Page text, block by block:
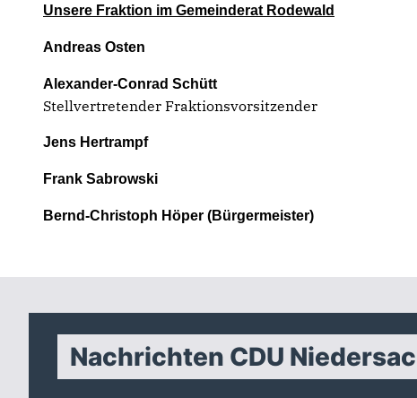
Unsere Fraktion im Gemeinderat Rodewald
Andreas Osten
Alexander-Conrad Schütt
Stellvertretender Fraktionsvorsitzender
Jens Hertrampf
Frank Sabrowski
Bernd-Christoph Höper (Bürgermeister)
Nachrichten CDU